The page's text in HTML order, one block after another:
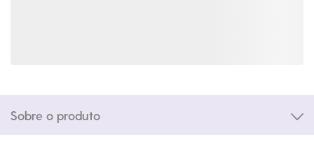
Sobre o produto